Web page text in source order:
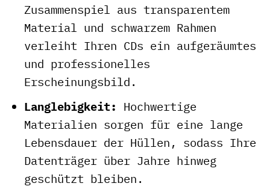
Zusammenspiel aus transparentem
Material und schwarzem Rahmen
verleiht Ihren CDs ein aufgeräumtes
und professionelles
Erscheinungsbild.
Langlebigkeit: Hochwertige
Materialien sorgen für eine lange
Lebensdauer der Hüllen, sodass Ihre
Datenträger über Jahre hinweg
geschützt bleiben.